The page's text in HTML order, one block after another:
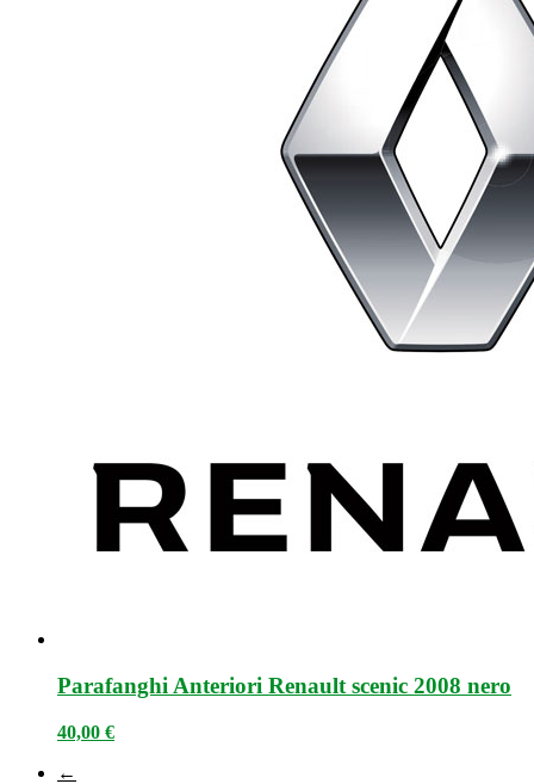
Parafanghi Anteriori Renault scenic 2008 nero
40,00 €
←